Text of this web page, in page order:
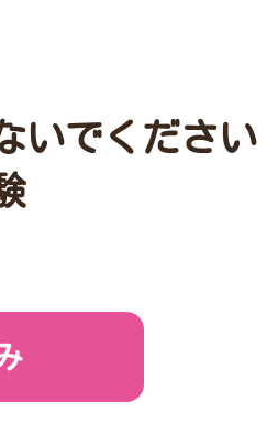
いでください